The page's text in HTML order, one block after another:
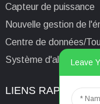
Capteur de puissance
Nouvelle gestion de
Centre de données/
Système
LIENS RAPIDES
Leave